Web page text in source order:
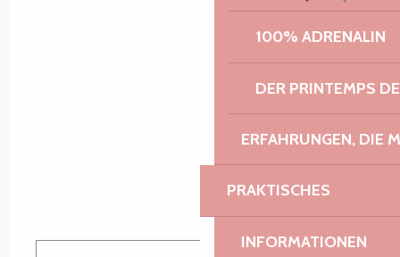
100% ADRENALIN
DER PRINTEMPS
ERFAHRUNGEN, DIE
PRAKTISCHES
INFORMATIONEN
Suche